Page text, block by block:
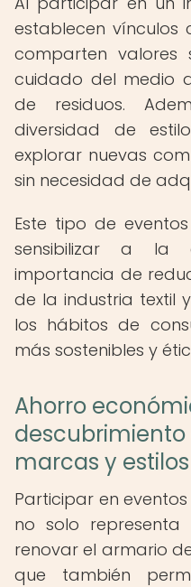
establecen vínculos
comparten valores
cuidado del medio
de residuos.
diversidad de
explorar nuevas
sin necesidad de
Este tipo de
sensibilizar a la
importancia de
de la industria textil
los hábitos de
más sostenibles y
Ahorro
descubrimiento
marcas y estilos
Participar en
no solo
renovar el armario
que también